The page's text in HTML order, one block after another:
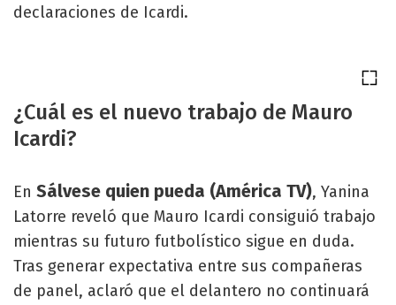
declaraciones de Icardi.
¿Cuál es el nuevo trabajo de Mauro
Icardi?
En Sálvese quien pueda (América TV), Yanina
Latorre reveló que Mauro Icardi consiguió trabajo
mientras su futuro futbolístico sigue en duda.
Tras generar expectativa entre sus compañeras
de panel, aclaró que el delantero no continuará